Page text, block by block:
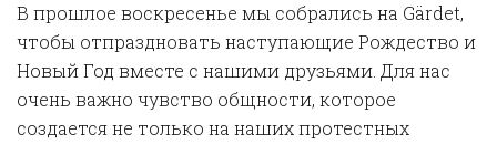
В прошлое воскресенье мы собрались на Gärdet,
чтобы отпраздновать наступающие Рождество и
Новый Год вместе с нашими друзьями. Для нас
очень важно чувство общности, которое
создается не только на наших протестных